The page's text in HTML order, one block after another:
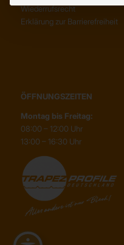
Wiederrufsrecht
Erklärung zur Barrierefreiheit
ÖFFNUNGSZEITEN
Montag bis Freitag:
08:00 – 12:00 Uhr
13:00 – 16:30 Uhr